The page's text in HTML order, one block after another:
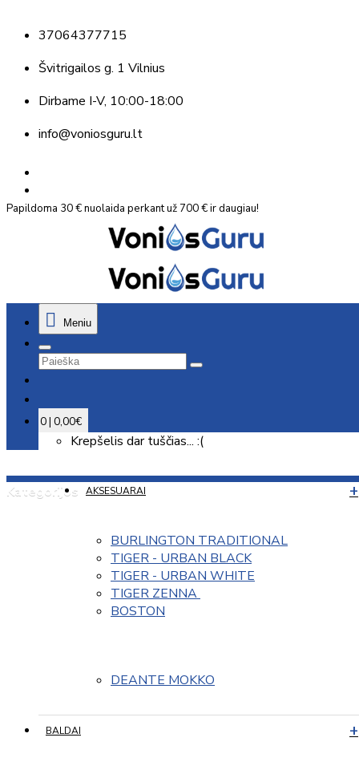
37064377715
Švitrigailos g. 1 Vilnius
Dirbame I-V, 10:00-18:00
info@voniosguru.lt
Papildoma 30 € nuolaida perkant už 700 € ir daugiau!
Meniu
0 | 0,00€
Krepšelis dar tuščias... :(
Kategorijos AKSESUARAI
BURLINGTON TRADITIONAL
TIGER - URBAN BLACK
TIGER - URBAN WHITE
TIGER ZENNA
BOSTON
DEANTE MOKKO
BALDAI